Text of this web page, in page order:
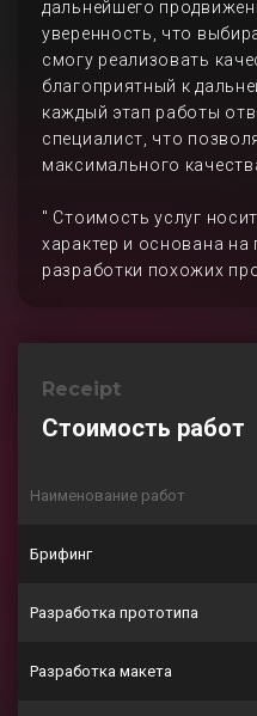
дальнейшего
уверенность, что
смогу реализовать
благоприятный к
каждый этап работы
специалист, что
максимального
" Стоимость услуг
характер и основана
разработки похожих
Receipt
Стоимость работ
Наименование работ
Брифинг
Разработка прототипа
Разработка макета